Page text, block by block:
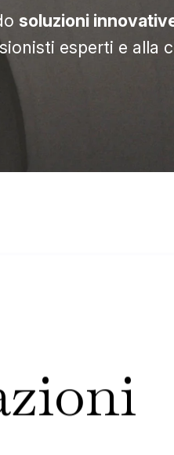
soluzioni
esperti e alla